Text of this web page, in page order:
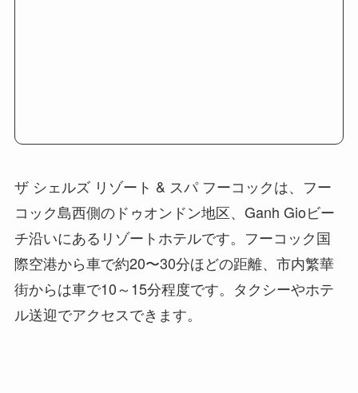
ザ シェルズ リゾート & スパ フーコックは、フー
コック島西側のドゥオンドン地区、Ganh Gioビー
チ沿いにあるリゾートホテルです。フーコック国
際空港から車で約20〜30分ほどの距離、市内繁華
街からは車で10～15分程度です。タクシーやホテ
ル送迎でアクセスできます。